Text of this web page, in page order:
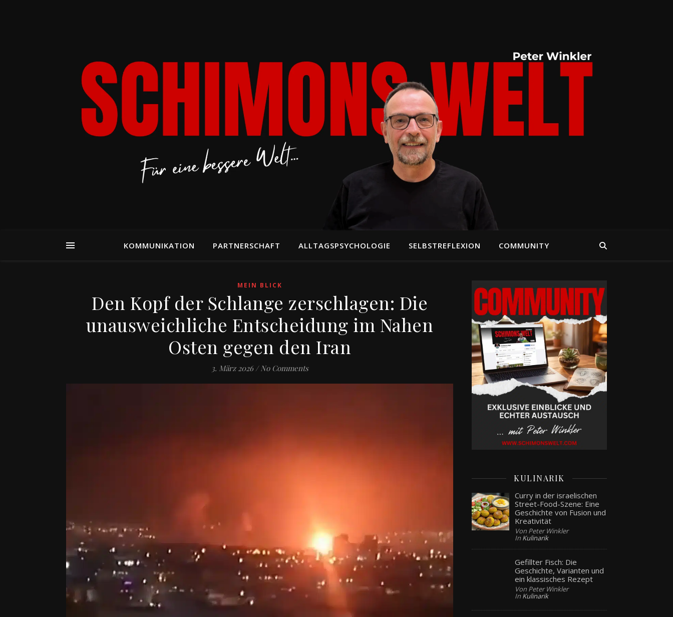
KOMMUNIKATION PARTNERSCHAFT ALLTAGSPSYCHOLOGIE SELBSTREFLEXION COMMUNITY
MEIN BLICK
Den Kopf der Schlange zerschlagen: Die
unausweichliche Entscheidung im Nahen
Osten gegen den Iran
3. März 2026 / No Comments
KULINARIK
Curry in der israelischen
Street-Food-Szene: Eine
Geschichte von Fusion und
Kreativität
Von Peter Winkler
In Kulinarik
Gefillter Fisch: Die
Geschichte, Varianten und
ein klassisches Rezept
Von Peter Winkler
In Kulinarik